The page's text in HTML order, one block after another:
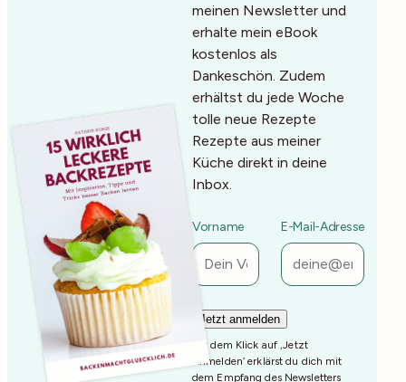
meinen Newsletter und
erhalte mein eBook
kostenlos als
Dankeschön. Zudem
erhältst du jede Woche
tolle neue Rezepte
Rezepte aus meiner
Küche direkt in deine
Inbox.
Vorname E-Mail-Adresse
Mit dem Klick auf ‚Jetzt
Anmelden‘ erklärst du dich mit
dem Empfang des Newsletters